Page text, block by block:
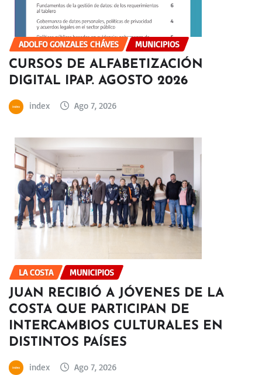
ADOLFO GONZALES CHÁVES MUNICIPIOS
CURSOS DE ALFABETIZACIÓN
DIGITAL IPAP. AGOSTO 2026
index Ago 7, 2026
LA COSTA MUNICIPIOS
JUAN RECIBIÓ A JÓVENES DE LA
COSTA QUE PARTICIPAN DE
INTERCAMBIOS CULTURALES EN
DISTINTOS PAÍSES
index Ago 7, 2026